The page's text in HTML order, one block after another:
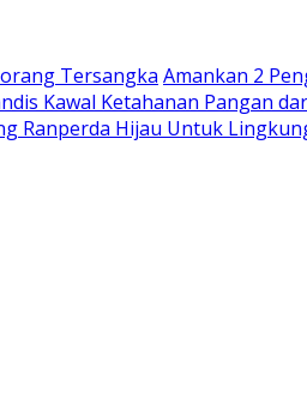
Tersangka Amankan 2
Kawal Ketahanan Pangan
Ranperda Hijau Untuk